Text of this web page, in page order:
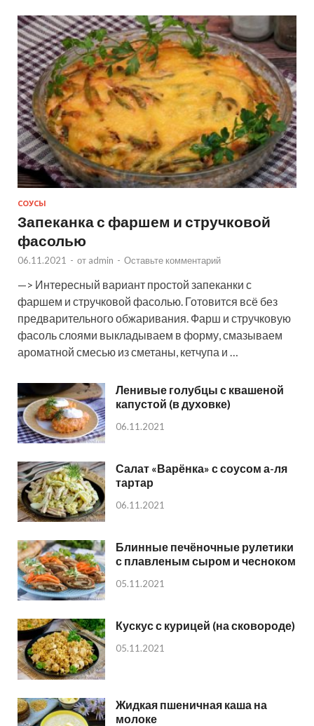
СОУСЫ
Запеканка с фаршем и стручковой
фасолью
06.11.2021 - от admin - Оставьте комментарий
—> Интересный вариант простой запеканки с
фаршем и стручковой фасолью. Готовится всё без
предварительного обжаривания. Фарш и стручковую
фасоль слоями выкладываем в форму, смазываем
ароматной смесью из сметаны, кетчупа и …
Ленивые голубцы с квашеной
капустой (в духовке)
06.11.2021
Салат «Варёнка» с соусом а-ля
тартар
06.11.2021
Блинные печёночные рулетики
с плавленым сыром и чесноком
05.11.2021
Кускус с курицей (на сковороде)
05.11.2021
Жидкая пшеничная каша на
молоке